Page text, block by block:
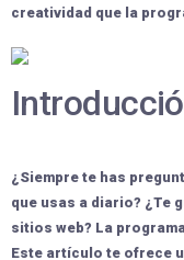
creatividad que la
¿Siempre te has
que usas a diario? ¿Te
sitios web? La
Este artículo te ofrece